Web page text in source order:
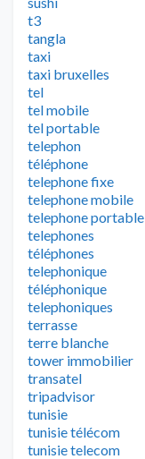
t3
tangla
taxi
taxi bruxelles
tel
tel mobile
tel portable
telephon
téléphone
telephone fixe
telephone mobile
telephone portable
telephones
téléphones
telephonique
téléphonique
telephoniques
terrasse
terre blanche
tower immobilier
transatel
tripadvisor
tunisie
tunisie télécom
tunisie telecom